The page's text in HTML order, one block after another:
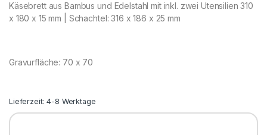
Käsebrett aus Bambus und Edelstahl mit inkl. zwei Utensilien 310
x 180 x 15 mm | Schachtel: 316 x 186 x 25 mm
Gravurfläche: 70 x 70
Lieferzeit: 4-8 Werktage